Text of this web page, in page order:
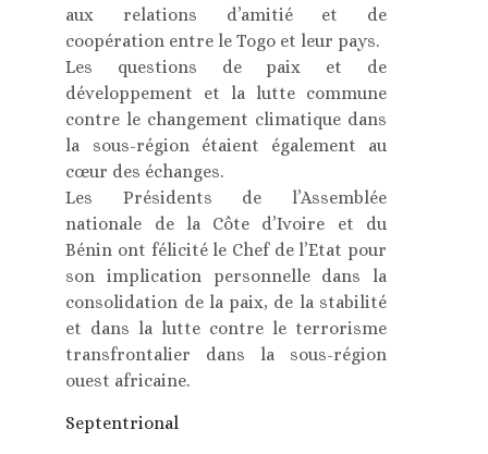
aux relations d’amitié et de
coopération entre le Togo et leur pays.
Les questions de paix et de
développement et la lutte commune
contre le changement climatique dans
la sous-région étaient également au
cœur des échanges.
Les Présidents de l’Assemblée
nationale de la Côte d’Ivoire et du
Bénin ont félicité le Chef de l’Etat pour
son implication personnelle dans la
consolidation de la paix, de la stabilité
et dans la lutte contre le terrorisme
transfrontalier dans la sous-région
ouest africaine.
Septentrional